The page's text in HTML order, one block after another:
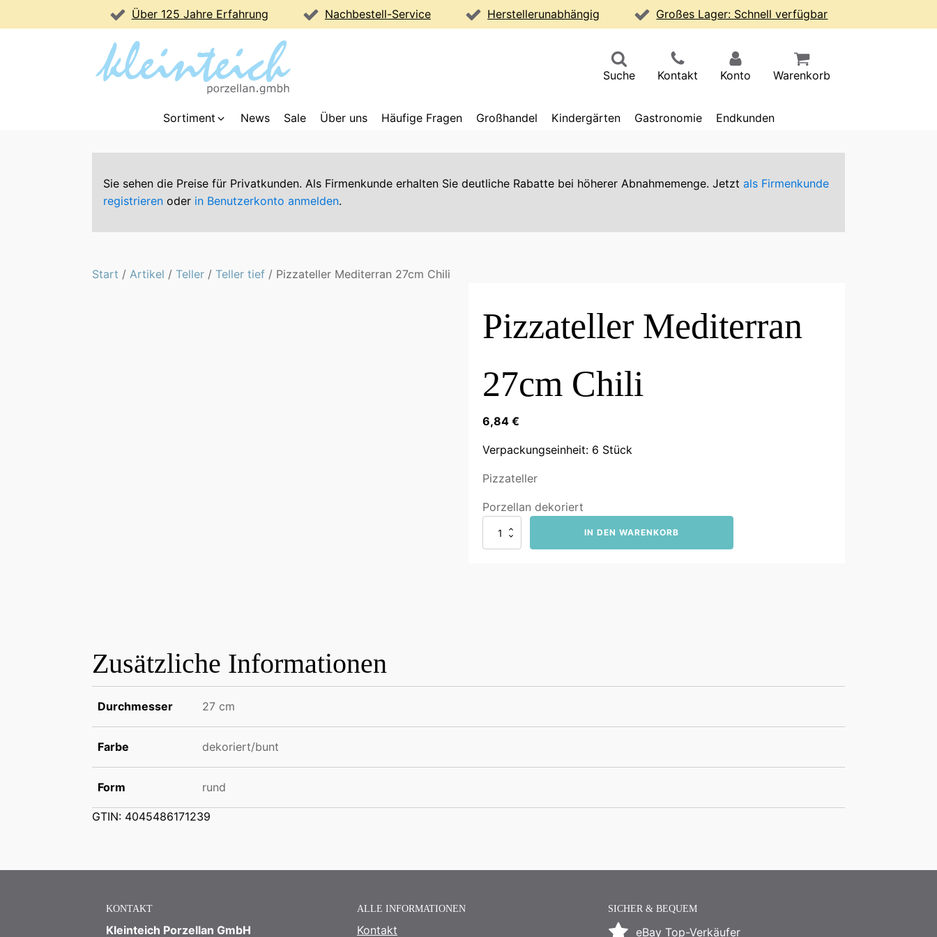
Über 125 Jahre Erfahrung Nachbestell-Service Herstellerunabhängig Großes Lager: Schnell verfügbar
Suche Kontakt Konto Warenkorb
Sortiment News Sale Über uns Häufige Fragen Großhandel Kindergärten Gastronomie Endkunden
Sie sehen die Preise für Privatkunden. Als Firmenkunde erhalten Sie deutliche Rabatte bei höherer Abnahmemenge. Jetzt als Firmenkunde
registrieren oder in Benutzerkonto anmelden.
Start / Artikel / Teller / Teller tief / Pizzateller Mediterran 27cm Chili
Pizzateller Mediterran
27cm Chili
6,84 €
Verpackungseinheit: 6 Stück
Pizzateller
Porzellan dekoriert
Pizzateller
IN DEN WARENKORB
Zusätzliche Informationen
Durchmesser 27 cm
Farbe dekoriert/bunt
Form rund
GTIN: 4045486171239
KONTAKT
Kleinteich Porzellan GmbH
ALLE INFORMATIONEN
Kontakt
SICHER & BEQUEM
eBay Top-Verkäufer